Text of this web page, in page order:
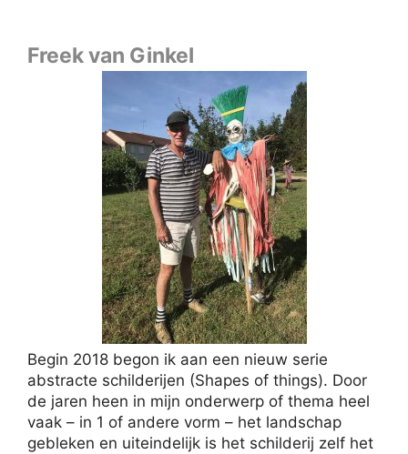
Freek van Ginkel
Begin 2018 begon ik aan een nieuw serie
abstracte schilderijen (Shapes of things). Door
de jaren heen in mijn onderwerp of thema heel
vaak – in 1 of andere vorm – het landschap
gebleken en uiteindelijk is het schilderij zelf het